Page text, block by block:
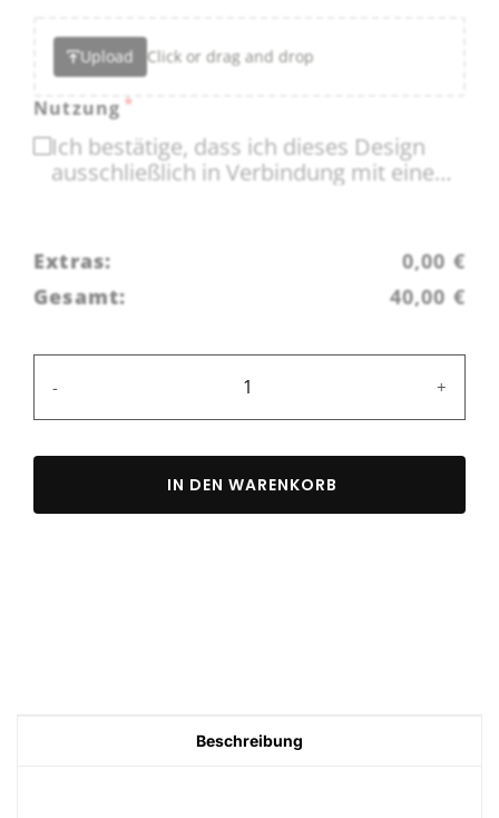
Upload Click or drag and drop
Nutzung *
Ich bestätige, dass ich dieses Design
ausschließlich in Verbindung mit einem
ist nicht gestattet.
Extras: 0,00 €
Gesamt:
40,00 €
- +
IN DEN WARENKORB
Beschreibung